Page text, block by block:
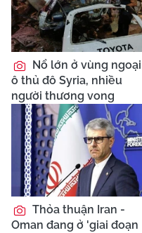
Nổ lớn ở vùng ngoại
ô thủ đô Syria, nhiều
người thương vong
Thỏa thuận Iran -
Oman đang ở 'giai đoạn